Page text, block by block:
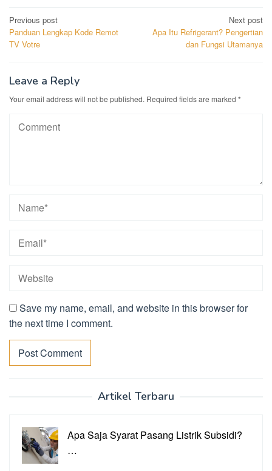
Post
navigation
Previous post
Panduan Lengkap Kode Remot
TV Votre
Next post
Apa Itu Refrigerant? Pengertian
dan Fungsi Utamanya
Leave a Reply
Your email address will not be published. Required fields are marked *
Save my name, email, and website in this browser for
the next time I comment.
Artikel Terbaru
Apa Saja Syarat Pasang Listrik Subsidi?
…